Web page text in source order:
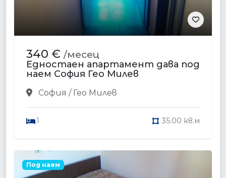
340 € /месец
Едностаен апартамент дава под
наем София Гео Милев
София / Гео Милев
1 35.00 кв.м
Под наем